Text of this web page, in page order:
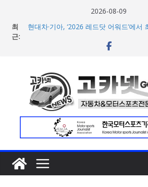
2026-08-09
최
근:
현대차·기아, ‘2026 레드닷 어워드’에서
[신차] BMW, 8월 온라인 한정 에디션 3
이션 엔진’ 공개
벤틀리서울, 광주 신세계백화점에서 호
팝업 오픈
BMW 레이디스 챔피언십 2026, 다양한
며 본격 대회 준비 돌입